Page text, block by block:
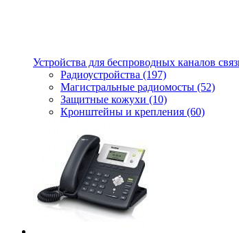
Устройства для беспроводных каналов
Радиоустройства (197)
Магистральные радиомосты (52)
Защитные кожухи (10)
Кронштейны и крепления (60)